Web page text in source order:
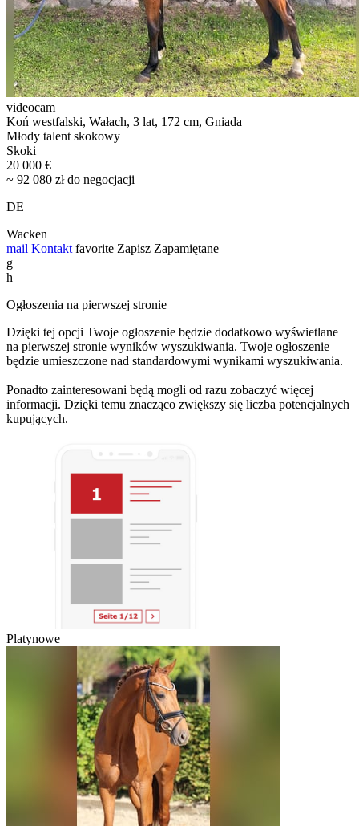
videocam
Koń westfalski, Wałach, 3 lat, 172 cm, Gniada
Młody talent skokowy
Skoki
20 000 €
~ 92 080 zł do negocjacji
DE
Wacken
mail Kontakt favorite Zapisz Zapamiętane
g
h
Ogłoszenia na pierwszej stronie
Dzięki tej opcji Twoje ogłoszenie będzie dodatkowo wyświetlane
na pierwszej stronie wyników wyszukiwania. Twoje ogłoszenie
będzie umieszczone nad standardowymi wynikami wyszukiwania.
Ponadto zainteresowani będą mogli od razu zobaczyć więcej
informacji. Dzięki temu znacząco zwiększy się liczba potencjalnych
kupujących.
Platynowe